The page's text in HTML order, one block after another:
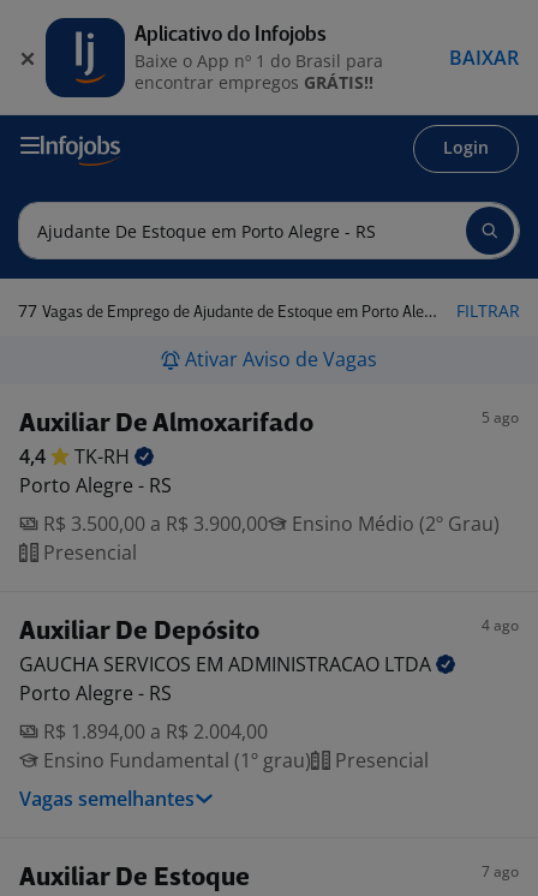
Login
77 Vagas de Emprego de Ajudante de Estoque em Porto Alegre - RS FILTRAR
Ativar Aviso de Vagas
Auxiliar De Almoxarifado 5 ago
4,4
TK-RH
Porto Alegre - RS
R$ 3.500,00 a R$ 3.900,00
Ensino Médio (2º Grau)
Presencial
Auxiliar De Depósito 4 ago
GAUCHA SERVICOS EM ADMINISTRACAO LTDA
Porto Alegre - RS
R$ 1.894,00 a R$ 2.004,00
Ensino Fundamental (1º grau)
Presencial
Vagas semelhantes
Auxiliar De Estoque 7 ago
Aplicativo do Infojobs
Baixe o App nº 1 do Brasil para
encontrar empregos GRÁTIS!!
BAIXAR